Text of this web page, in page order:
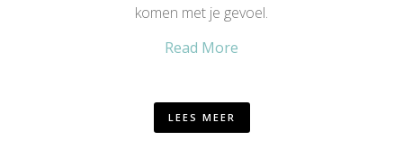
komen met je gevoel.
Read More
LEES MEER